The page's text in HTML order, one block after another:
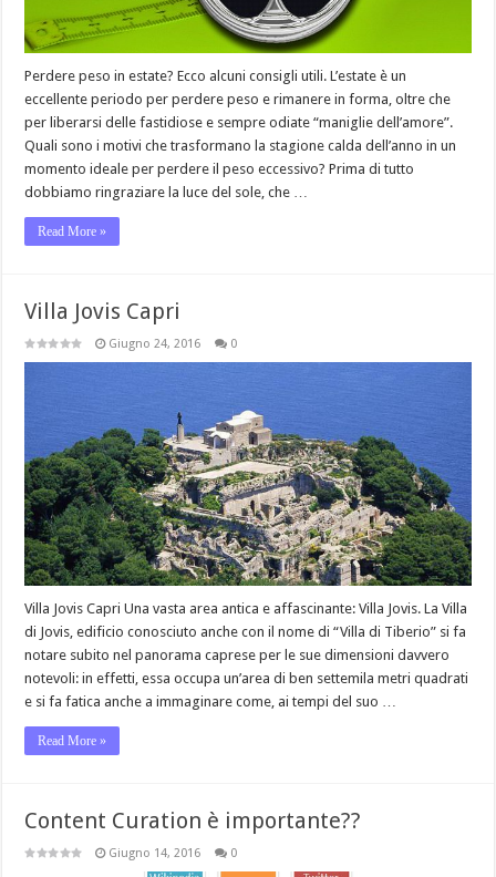
Perdere peso in estate? Ecco alcuni consigli utili. L’estate è un
eccellente periodo per perdere peso e rimanere in forma, oltre che
per liberarsi delle fastidiose e sempre odiate “maniglie dell’amore”.
Quali sono i motivi che trasformano la stagione calda dell’anno in un
momento ideale per perdere il peso eccessivo? Prima di tutto
dobbiamo ringraziare la luce del sole, che …
Read More »
Villa Jovis Capri
Giugno 24, 2016 0
Villa Jovis Capri Una vasta area antica e affascinante: Villa Jovis. La Villa
di Jovis, edificio conosciuto anche con il nome di “Villa di Tiberio” si fa
notare subito nel panorama caprese per le sue dimensioni davvero
notevoli: in effetti, essa occupa un’area di ben settemila metri quadrati
e si fa fatica anche a immaginare come, ai tempi del suo …
Read More »
Content Curation è importante??
Giugno 14, 2016 0